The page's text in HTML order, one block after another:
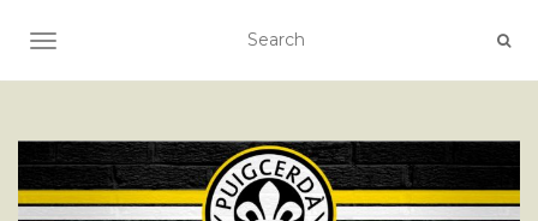
TOGGLE NAVIGATION